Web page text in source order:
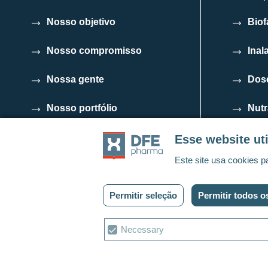
Esse website
Este site usa cookies
Permitir seleção Permitir todos
Escolha
de
Necessary
Nosso objetivo
Nosso compromisso
Nossa gente
Nosso portfólio
Código de conduta para
parceiros comerciais
Política de privacidade